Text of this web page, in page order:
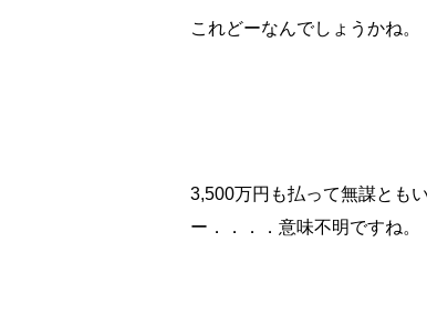
これどーなんでしょうかね。
3,500万円も払って無謀とも
ー．．．．意味不明ですね。